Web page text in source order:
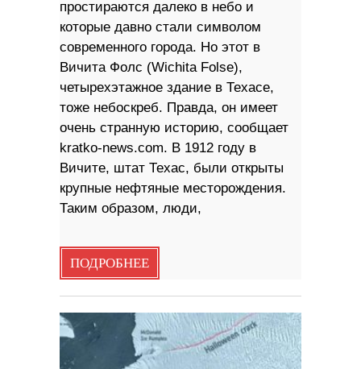
простираются далеко в небо и
которые давно стали символом
современного города. Но этот в
Вичита Фолс (Wichita Folse),
четырехэтажное здание в Техасе,
тоже небоскреб. Правда, он имеет
очень странную историю, сообщает
kratko-news.com. В 1912 году в
Вичите, штат Техас, были открыты
крупные нефтяные месторождения.
Таким образом, люди,
ПОДРОБНЕЕ